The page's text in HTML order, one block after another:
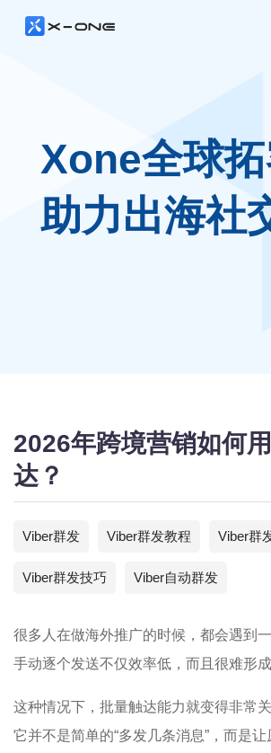
Xone全球
助力出海社
2026年跨境营销如何
达？
Viber群发 Viber群发教程 Viber群
Viber群发技巧 Viber自动群发
很多人在做海外推广的时候，都会遇到
手动逐个发送不仅效率低，而且很难形
这种情况下，批量触达能力就变得非常
它并不是简单的“多发几条消息”，而是